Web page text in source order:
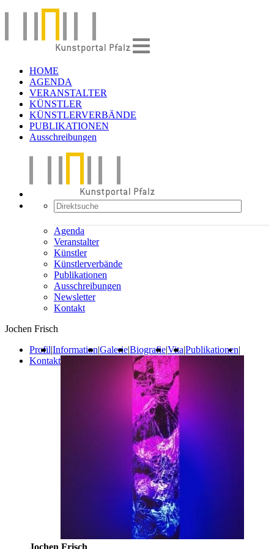
HOME
AGENDA
VERANSTALTER
KÜNSTLER
KÜNSTLERVERBÄNDE
PUBLIKATIONEN
Ausschreibungen
Agenda
Veranstalter
Künstler
Künstlerverbände
Publikationen
Ausschreibungen
Newsletter
Kontakt
Jochen Frisch
Profil|Information|Galerie|Biografie|Vita|Publikationen|
Kontakt
Jochen Frisch